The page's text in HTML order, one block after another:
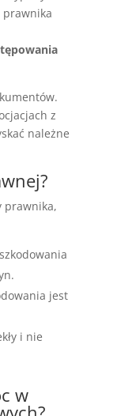
prawnika
z
należne
prawnika,
jest
i nie
w